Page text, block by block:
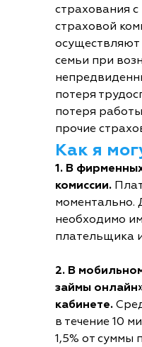
страхования
страховой
осуществляют
семьи при
потеря
потеря
прочие
Как я
1. В
комиссии.
моментально.
необходимо
плательщика
2. В
займы
кабинете.
в течение 10
1,5% от суммы